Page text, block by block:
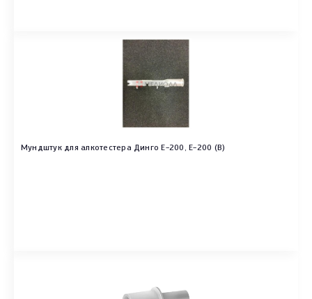
Мундштук для алкотестера Динго Е-200, Е-200 (В)